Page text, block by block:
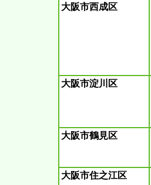
大阪市西成区
大阪市淀川区
大阪市鶴見区
大阪市住之江区